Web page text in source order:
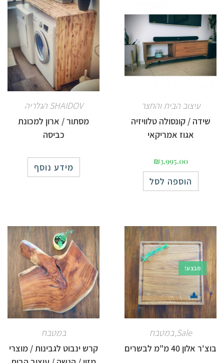
עיצוב הבית והחצר
שידה / קונסולה טלוויזיה
אגוז אמריקאי
₪3,995.00
הוספה לסל
SHAIDOV הגלריה
מסתור / ארון למכונת
כביסה
מידע נוסף
מבצע!
Sale
,במטבח
בוצ'ר אלון 40 מ"מ לבשרים
במטבח
קרש ינבוט לגבינות / מוצרי